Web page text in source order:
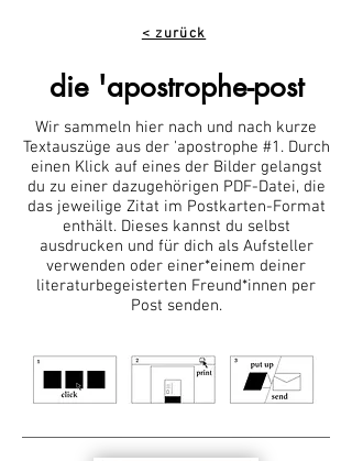
< zurück
die 'apostrophe-post
Wir sammeln hier nach und nach kurze
Textauszüge aus der 'apostrophe #1. Durch
einen Klick auf eines der Bilder gelangst
du zu einer dazugehörigen PDF-Datei, die
das jeweilige Zitat im Postkarten-Format
enthält. Dieses kannst du selbst
ausdrucken und für dich als Aufsteller
verwenden oder einer*einem deiner
literaturbegeisterten Freund*innen per
Post senden.